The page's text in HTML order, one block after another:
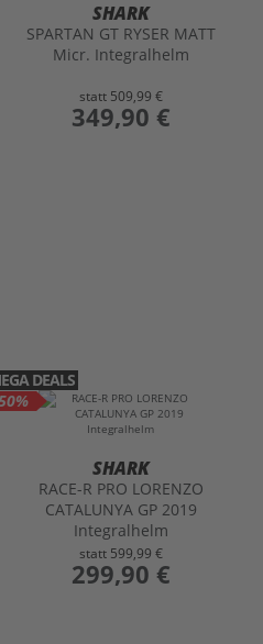
SHARK
SPARTAN GT RYSER MATT
Micr. Integralhelm
statt 509,99 €
preis
349,90 €
DEALS
SHARK
RACE-R PRO LORENZO
CATALUNYA GP 2019
Integralhelm
statt 599,99 €
preis
299,90 €